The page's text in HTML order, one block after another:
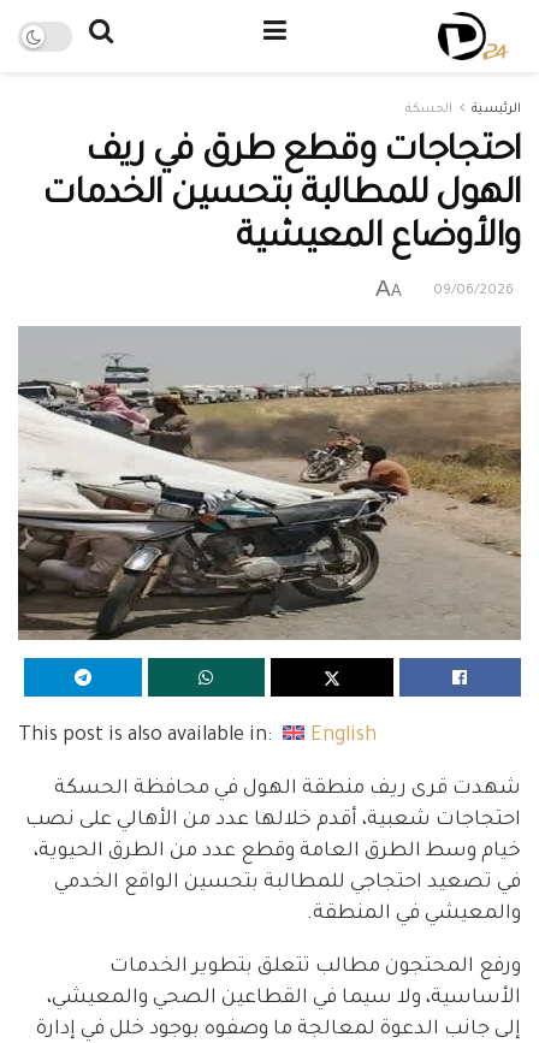
الرئيسية الحسكة
احتجاجات وقطع طرق في ريف
الهول للمطالبة بتحسين الخدمات
والأوضاع المعيشية
09/06/2026
A
A
This post is also available in: English
شهدت قرى ريف منطقة الهول في محافظة الحسكة
احتجاجات شعبية، أقدم خلالها عدد من الأهالي على نصب
خيام وسط الطرق العامة وقطع عدد من الطرق الحيوية،
في تصعيد احتجاجي للمطالبة بتحسين الواقع الخدمي
والمعيشي في المنطقة.
ورفع المحتجون مطالب تتعلق بتطوير الخدمات
الأساسية، ولا سيما في القطاعين الصحي والمعيشي،
إلى جانب الدعوة لمعالجة ما وصفوه بوجود خلل في إدارة